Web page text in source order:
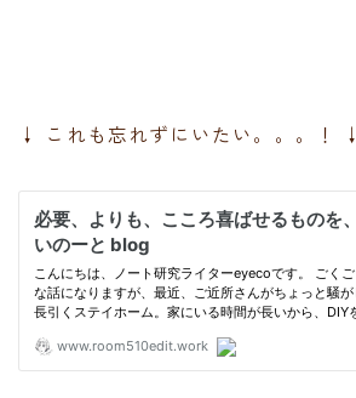
↓ これも忘れずにいたい。。。！ ↓